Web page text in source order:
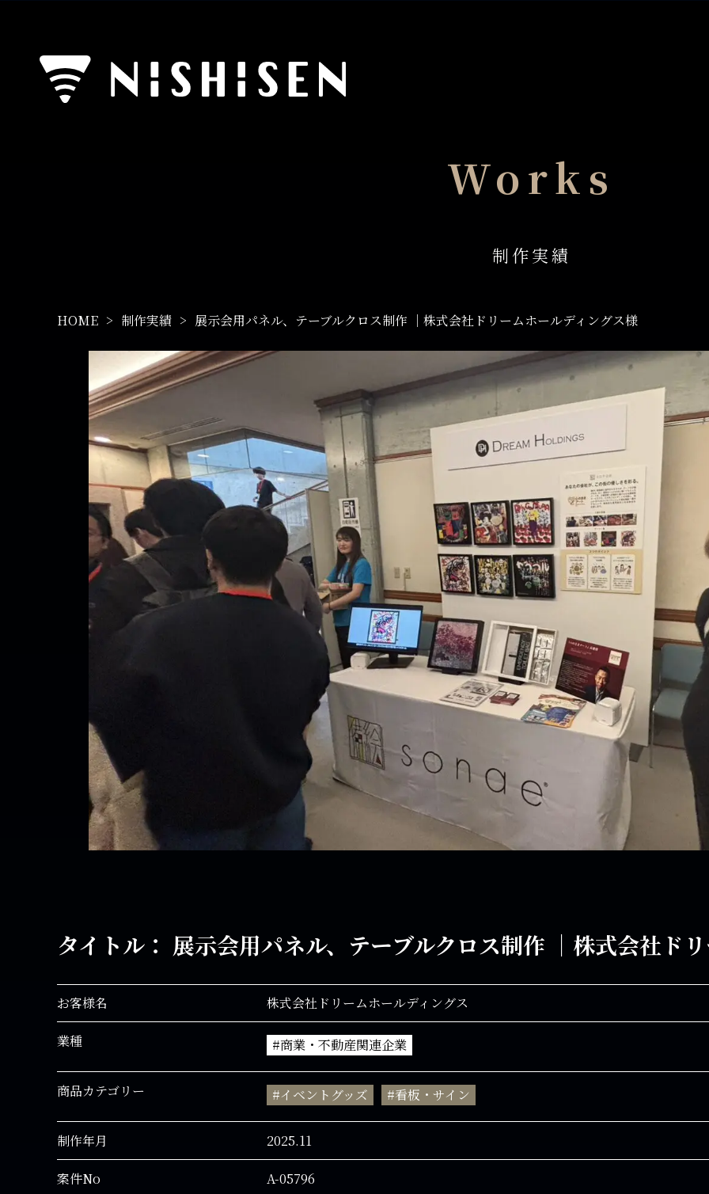
Works
制作実績
HOME 制作実績 展示会用パネル、テーブルクロス制作 ｜株式会社ドリームホールディングス様
タイトル： 展示会用パネル、テーブルクロス制作 ｜株式会社ド
お客様名 株式会社ドリームホールディングス
業種 #商業・不動産関連企業
商品カテゴリー #イベントグッズ #看板・サイン
制作年月 2025.11
案件No A-05796